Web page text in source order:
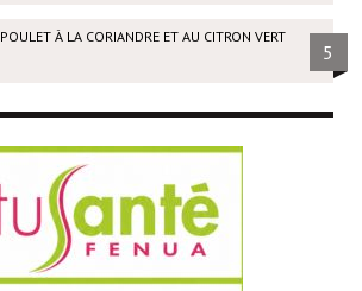
POULET À LA CORIANDRE ET AU CITRON VERT
5